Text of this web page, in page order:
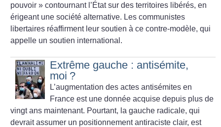
pouvoir » contournant l’État sur des territoires libérés, en
érigeant une société alternative. Les communistes
libertaires réaffirment leur soutien à ce contre-modèle, qui
appelle un soutien international.
Extrême gauche : antisémite,
moi ?
L’augmentation des actes antisémites en
France est une donnée acquise depuis plus de
vingt ans maintenant. Pourtant, la gauche radicale, qui
devrait assumer un positionnement antiraciste clair, est